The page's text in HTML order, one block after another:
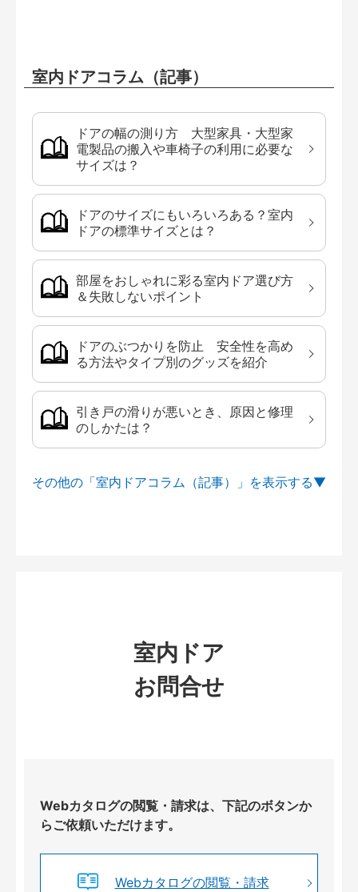
室内ドアコラム（記事）
ドアの幅の測り方 大型家具・大型家
電製品の搬入や車椅子の利用に必要な
サイズは？
ドアのサイズにもいろいろある？室内
ドアの標準サイズとは？
部屋をおしゃれに彩る室内ドア選び方
＆失敗しないポイント
ドアのぶつかりを防止 安全性を高め
る方法やタイプ別のグッズを紹介
引き戸の滑りが悪いとき、原因と修理
のしかたは？
その他の「室内ドアコラム（記事）」を
室内ドア
お問合せ
Webカタログの閲覧・請求は、下記のボタンか
らご依頼いただけます。
Webカタログの閲覧・請求